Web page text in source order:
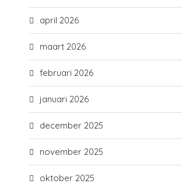
april 2026
maart 2026
februari 2026
januari 2026
december 2025
november 2025
oktober 2025